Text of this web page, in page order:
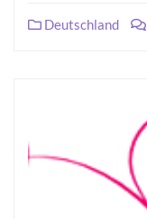
Deutschland